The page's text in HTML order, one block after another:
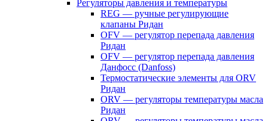
Регуляторы давления и температуры
REG — ручные регулирующие
клапаны Ридан
OFV — регулятор перепада давления
Ридан
OFV — регулятор перепада давления
Данфосс (Danfoss)
Термостатические элементы для ORV
Ридан
ORV — регуляторы температуры масла
Ридан